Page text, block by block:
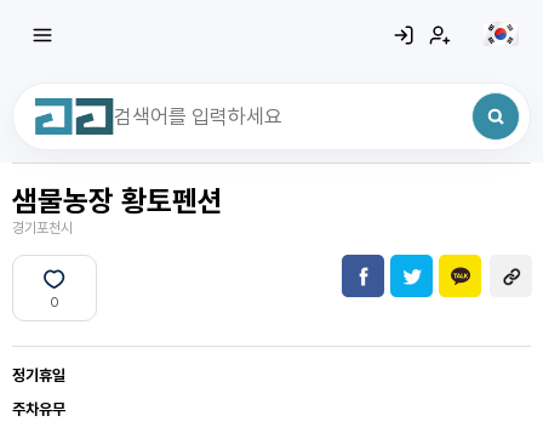
최근 검색어
샘물농장 황토펜션
경기포천시
0
정기휴일
주차유무